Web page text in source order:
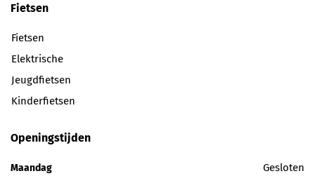
Fietsen
Fietsen
Elektrische
Jeugdfietsen
Kinderfietsen
Openingstijden
Maandag Gesloten